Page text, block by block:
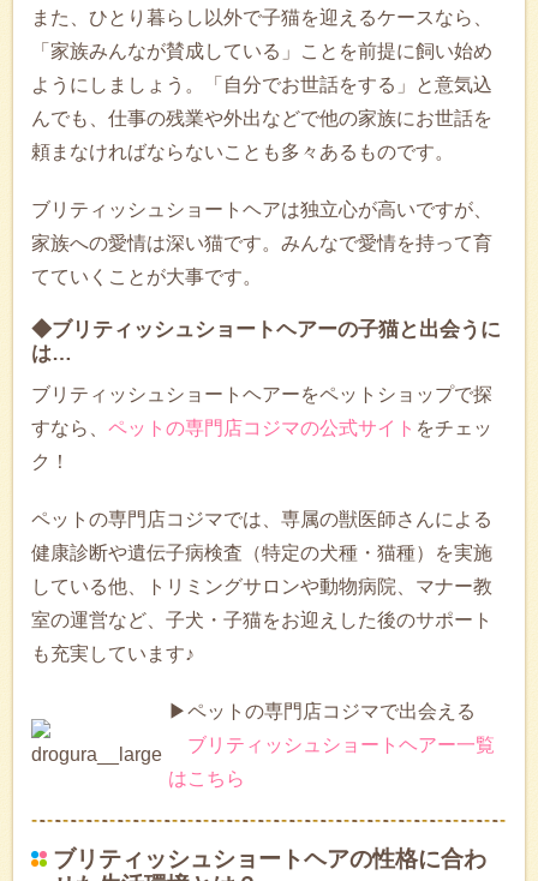
また、ひとり暮らし以外で子猫を迎えるケースなら、
「家族みんなが賛成している」ことを前提に飼い始め
ようにしましょう。「自分でお世話をする」と意気込
んでも、仕事の残業や外出などで他の家族にお世話を
頼まなければならないことも多々あるものです。
ブリティッシュショートヘアは独立心が高いですが、
家族への愛情は深い猫です。みんなで愛情を持って育
てていくことが大事です。
◆ブリティッシュショートヘアーの子猫と出会うに
は…
ブリティッシュショートヘアーをペットショップで探
すなら、 ペットの専門店コジマの公式サイト をチェッ
ク！
ペットの専門店コジマでは、専属の獣医師さんによる
健康診断や遺伝子病検査（特定の犬種・猫種）を実施
している他、トリミングサロンや動物病院、マナー教
室の運営など、子犬・子猫をお迎えした後のサポート
も充実しています♪
▶ペットの専門店コジマで出会える
ブリティッシュショートヘアー一覧
はこちら
ブリティッシュショートヘアの性格に合わ